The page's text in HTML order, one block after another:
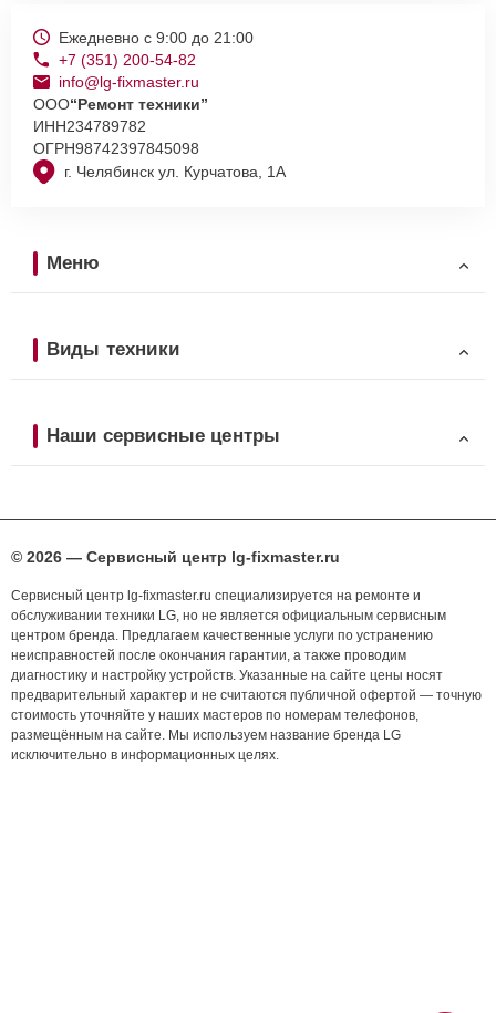
г. Челябинск ул. Курчатова, 1А
Ежедневно с 9:00 до 21:00
+7 (351) 200-54-82
info@lg-fixmaster.ru
ООО“Ремонт техники”
ИНН234789782
ОГРН98742397845098
Меню
Виды техники
Наши сервисные центры
© 2026 — Сервисный центр lg-fixmaster.ru
Сервисный центр lg-fixmaster.ru специализируется на ремонте и
обслуживании техники LG, но не является официальным сервисным
центром бренда. Предлагаем качественные услуги по устранению
неисправностей после окончания гарантии, а также проводим
диагностику и настройку устройств. Указанные на сайте цены носят
предварительный характер и не считаются публичной офертой — точную
стоимость уточняйте у наших мастеров по номерам телефонов,
размещённым на сайте. Мы используем название бренда LG
исключительно в информационных целях.